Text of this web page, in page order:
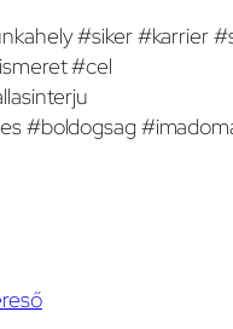
#siker #karrier
#cel
#boldogsag